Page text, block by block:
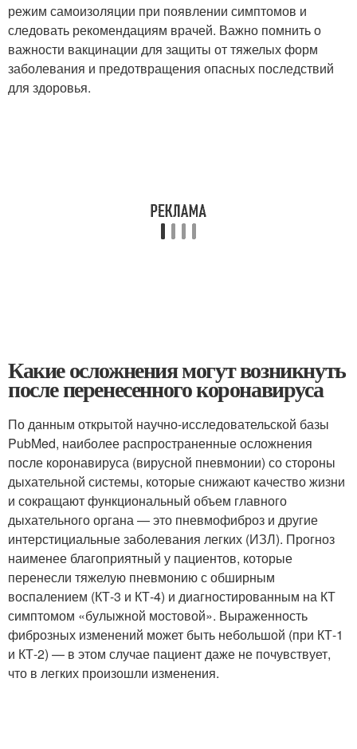
режим самоизоляции при появлении симптомов и
следовать рекомендациям врачей. Важно помнить о
важности вакцинации для защиты от тяжелых форм
заболевания и предотвращения опасных последствий
для здоровья.
Какие осложнения могут возникнуть
после перенесенного коронавируса
По данным открытой научно-исследовательской базы
PubMed, наиболее распространенные осложнения
после коронавируса (вирусной пневмонии) со стороны
дыхательной системы, которые снижают качество жизни
и сокращают функциональный объем главного
дыхательного органа — это пневмофиброз и другие
интерстициальные заболевания легких (ИЗЛ). Прогноз
наименее благоприятный у пациентов, которые
перенесли тяжелую пневмонию с обширным
воспалением (КТ-3 и КТ-4) и диагностированным на КТ
симптомом «булыжной мостовой». Выраженность
фиброзных изменений может быть небольшой (при КТ-1
и КТ-2) — в этом случае пациент даже не почувствует,
что в легких произошли изменения.